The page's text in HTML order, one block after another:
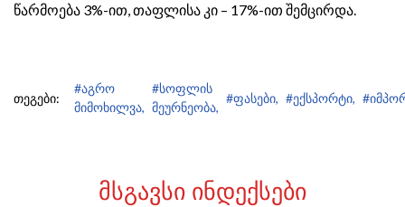
წარმოება 3%-ით, თაფლისა კი – 17%-ით შემცირდა.
თეგები:
#აგრო
მიმოხილვა,
#სოფლის
მეურნეობა,
#ფასები, #ექსპორტი,
ᲛᲡᲒᲐᲕᲡᲘ ᲘᲜᲓᲔᲥᲡᲔᲑᲘ